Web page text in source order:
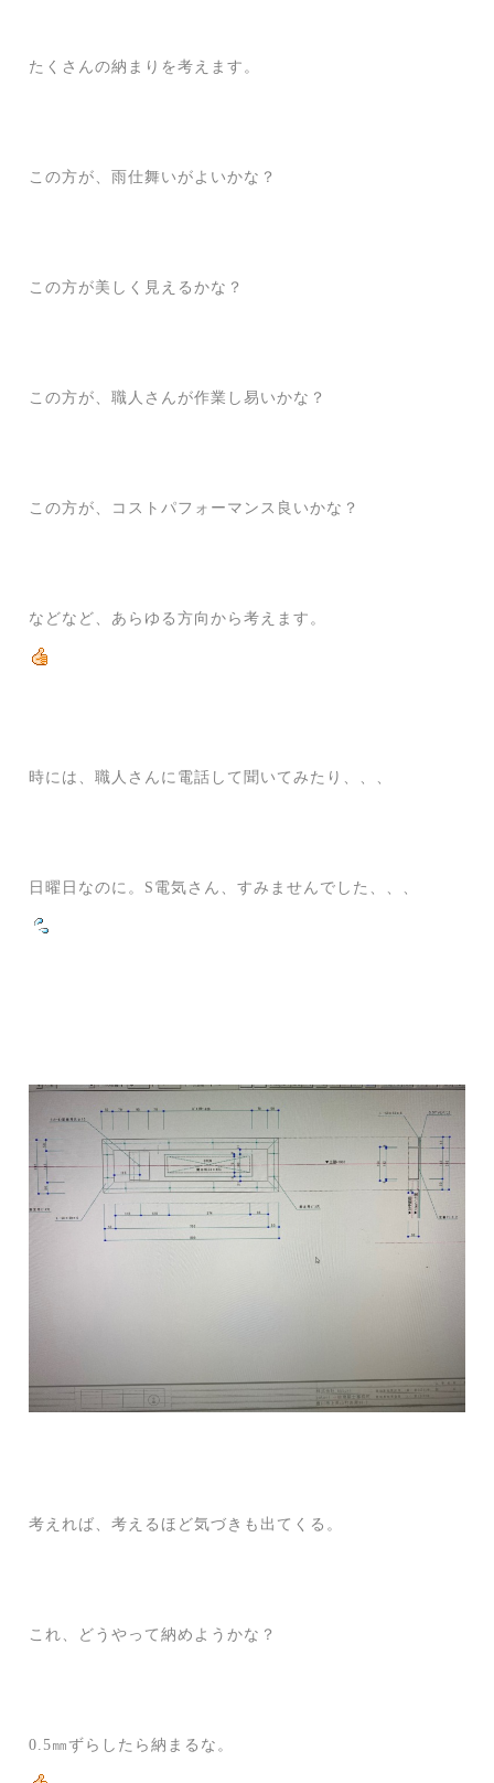
たくさんの納まりを考えます。
この方が、雨仕舞いがよいかな？
この方が美しく見えるかな？
この方が、職人さんが作業し易いかな？
この方が、コストパフォーマンス良いかな？
などなど、あらゆる方向から考えます。
時には、職人さんに電話して聞いてみたり、、、
日曜日なのに。S電気さん、すみませんでした、、、
考えれば、考えるほど気づきも出てくる。
これ、どうやって納めようかな？
0.5㎜ずらしたら納まるな。